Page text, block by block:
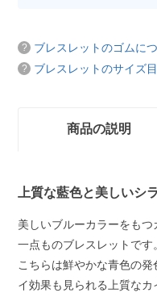
ブレスレットのゴムに
ブレスレットのサイズ
商品の説明
上質な藍色と美しいシ
美しいブルーカラーをも
一点ものブレスレットです
こちらは鮮やかな青色の
イ効果も見られる上質なカ